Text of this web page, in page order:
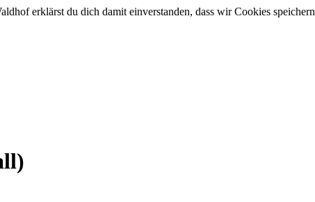
erklärst du dich damit einverstanden, dass wir Cookies